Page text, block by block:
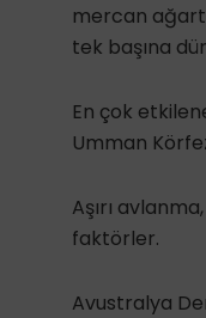
mercan
tek başına
En çok
Umman
Aşırı
faktörler.
Avustralya